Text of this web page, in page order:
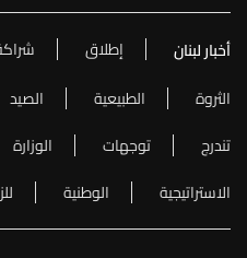
أخبار لبنان إطلاق
الثروة
الطبيعية الصيد
تندرج
توجهات الوزارة
الاستراتيجية
الوطنية